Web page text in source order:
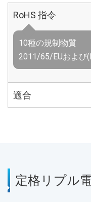
RoHS 指令
10種の規制物質
2011/65/EUおよび
適合
定格リプル